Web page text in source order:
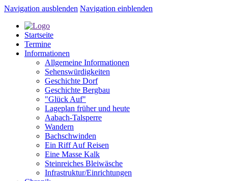
Navigation ausblenden Navigation einblenden
Startseite
Termine
Informationen
Allgemeine Informationen
Sehenswürdigkeiten
Geschichte Dorf
Geschichte Bergbau
"Glück Auf"
Lageplan früher und heute
Aabach-Talsperre
Wandern
Bachschwinden
Ein Riff Auf Reisen
Eine Masse Kalk
Steinreiches Bleiwäsche
Infrastruktur/Einrichtungen